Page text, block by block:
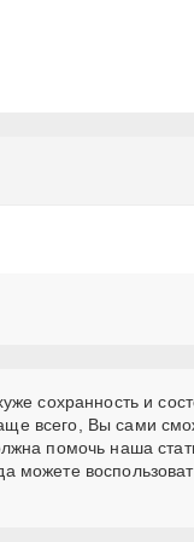
сохранность и
всего, Вы сами
помочь наша
можете